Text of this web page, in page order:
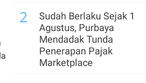
2
Sudah Berlaku Sejak 1
Agustus, Purbaya
Mendadak Tunda
Penerapan Pajak
Marketplace